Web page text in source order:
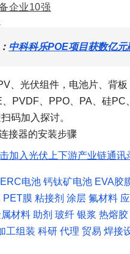
企业10强
中科科乐POE项目获数亿元
、光伏组件，电池片、背
PVDF、PPO、PA、硅
码加入探讨。
加入光伏上下游产业链通讯
电池 钙钛矿电池 EVA胶
PET膜 粘接剂 涂层 氟材料
材料 助剂 玻纤 银浆 热熔胶
工组装 科研 代理 贸易 焊接